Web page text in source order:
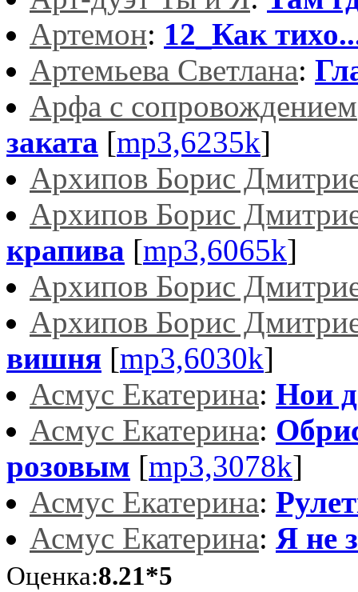
Артемон: 12_Как
Артемьева Светлана:
Арфа с сопровождением
заката [mp3,6235k]
Архипов Борис
Архипов Борис
крапива [mp3,6065k]
Архипов Борис
Архипов Борис
вишня [mp3,6030k]
Асмус Екатерина: Нои
Асмус Екатерина:
розовым [mp3,3078k]
Асмус Екатерина:
Асмус Екатерина: Я не
Оценка:8.21*5